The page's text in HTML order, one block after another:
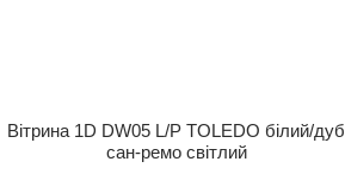
Вітрина 1D DW05 L/P TOLEDO білий/дуб
сан-ремо світлий